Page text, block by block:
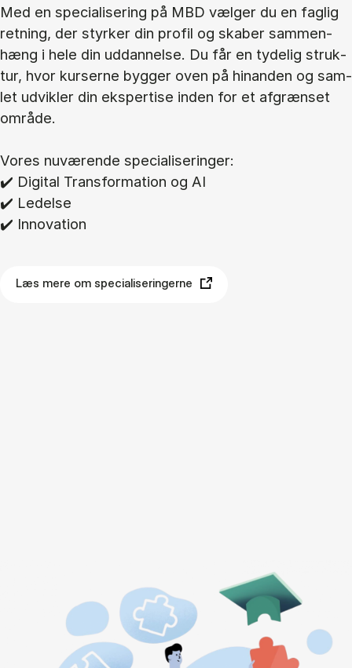
Med en spe­ci­a­li­se­ring på MBD væl­ger du en fag­lig
ret­ning, der styr­ker din pro­fil og ska­ber sam­men­
hæng i hele din ud­dan­nel­se. Du får en ty­de­lig struk­
tur, hvor kur­ser­ne byg­ger oven på hin­an­den og sam­
let ud­vik­ler din eks­per­ti­se in­den for et af­græn­set
om­rå­de.
Vo­res nu­væ­ren­de spe­ci­a­li­se­rin­ger:
✔️ Di­gi­tal Trans­for­ma­tion og AI
✔️ Le­del­se
✔️ In­nova­tion
Læs mere om specialiseringerne